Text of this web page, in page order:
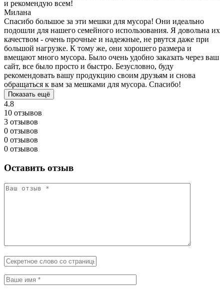
и рекомендую всем!
Милана
Спасибо большое за эти мешки для мусора! Они идеально
подошли для нашего семейного использования. Я довольна их
качеством - очень прочные и надежные, не рвутся даже при
большой нагрузке. К тому же, они хорошего размера и
вмещают много мусора. Было очень удобно заказать через ваш
сайт, все было просто и быстро. Безусловно, буду
рекомендовать вашу продукцию своим друзьям и снова
обращаться к вам за мешками для мусора. Спасибо!
Показать ещё
4.8
10 отзывов
3 отзывов
0 отзывов
0 отзывов
0 отзывов
Оставить отзыв